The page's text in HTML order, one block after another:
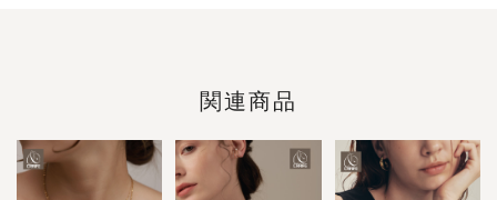
関連商品